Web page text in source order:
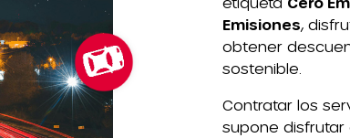
Emisiones,
obtener
sostenible.
Contratar los
supone disfrutar